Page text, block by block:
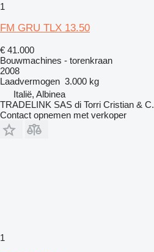
1
FM GRU TLX 13.50
€ 41.000
Bouwmachines - torenkraan
2008
Laadvermogen 3.000 kg
Italië, Albinea
TRADELINK SAS di Torri Cristian & C.
Contact opnemen met verkoper
1